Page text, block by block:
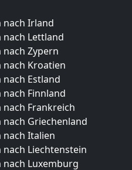
nach Irland
nach Lettland
Zypern
nach Kroatien
Estland
Finnland
Frankreich
Griechenland
nach Italien
Liechtenstein
Luxemburg